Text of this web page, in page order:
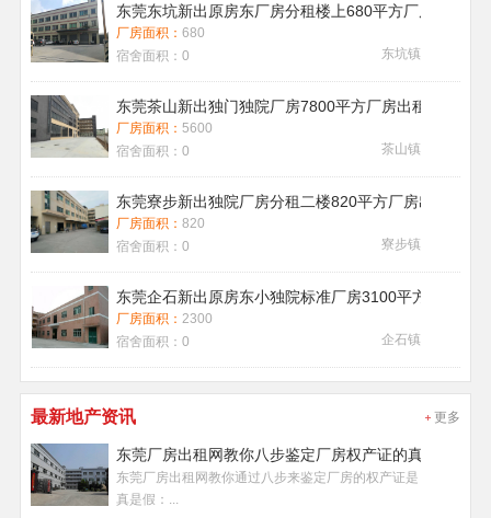
东莞东坑新出原房东厂房分租楼上680平方厂房出租现
厂房面积： 680
宿舍面积： 0 东坑镇
东莞茶山新出独门独院厂房7800平方厂房出租带喷淋
厂房面积： 5600
宿舍面积： 0 茶山镇
东莞寮步新出独院厂房分租二楼820平方厂房出租
厂房面积： 820
宿舍面积： 0 寮步镇
东莞企石新出原房东小独院标准厂房3100平方厂房出租
厂房面积： 2300
宿舍面积： 0 企石镇
最新地产资讯 更多
东莞厂房出租网教你八步鉴定厂房权产证的真假
东莞厂房出租网教你通过八步来鉴定厂房的权产证是
真是假：...